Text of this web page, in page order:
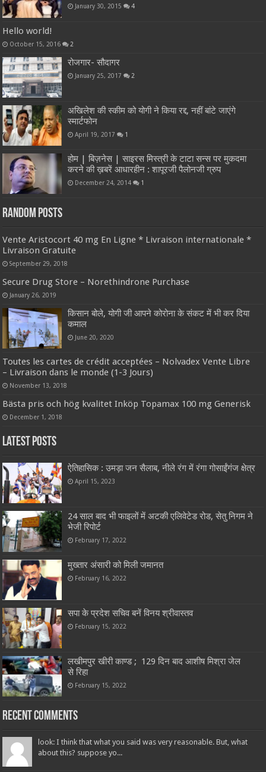
January 30, 2015 4
Hello world!
October 15, 2016 2
रोजगार- सौदागर
January 25, 2017 2
अखिलेश की स्कीम को योगी ने किया रद्द, नहीं बांटे जाएंगे
स्मार्टफोन
April 19, 2017 1
होम | बिज़नेस | साइरस मिस्त्री के टाटा सन्स पर मुकदमा
करने की ख़बरें आधारहीन : शापूरजी पैलोनजी ग्रुप
December 24, 2014 1
Random Posts
Vente Aristocort 40 mg En Ligne * Livraison internationale *
Livraison Gratuite
September 29, 2018
Secure Drug Store – Norethindrone Purchase
January 26, 2019
किसान बोले, योगी जी आपने कोरोना के संकट में भी कर दिया
कमाल
June 20, 2020
Toutes les cartes de crédit acceptées – Nolvadex Vente Libre
– Livraison dans le monde (1-3 Jours)
November 13, 2018
Bästa pris och hög kvalitet Inköp Topamax 100 mg Generisk
December 1, 2018
Latest Posts
ऐतिहासिक : उमड़ा जन सैलाब, नीले रंग में रंगा गोसाईंगंज क्षेत्र
April 15, 2023
24 साल बाद भी फाइलों में अटकी एलिवेटेड रोड, सेतु निगम ने
भेजी रिपोर्ट
February 17, 2022
मुख्तार अंसारी को मिली जमानत
February 16, 2022
सपा के प्रदेश सचिव बनें विनय श्रीवास्तव
February 15, 2022
लखीमपुर खीरी काण्ड ; 129 दिन बाद आशीष मिश्रा जेल
से रिहा
February 15, 2022
Recent Comments
look: I think that what you said was very reasonable. But, what
about this? suppose yo...